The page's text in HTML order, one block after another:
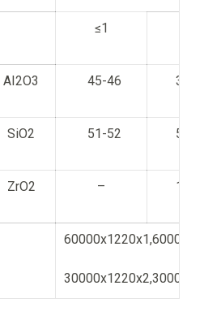
≤1
AI2O3 45-46 38-
SiO2 51-52 51-
ZrO2 – 15-